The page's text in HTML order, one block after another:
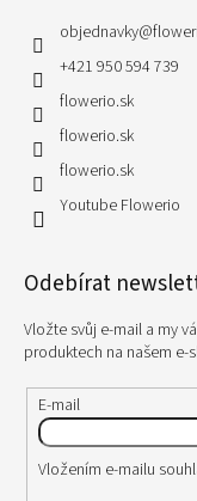
objednavky@
+421 950 594 739
flowerio.sk
flowerio.sk
flowerio.sk
Youtube Flowerio
Odebírat
Vložte svůj e-mail a my
produktech na našem e-
E-mail
Vložením e-mailu